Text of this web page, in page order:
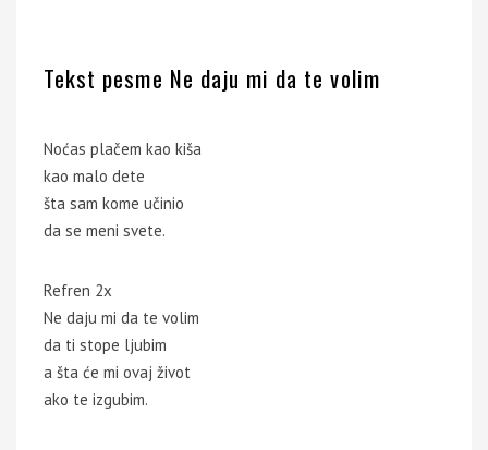
Tekst pesme Ne daju mi da te volim
Noćas plačem kao kiša
kao malo dete
šta sam kome učinio
da se meni svete.
Refren 2x
Ne daju mi da te volim
da ti stope ljubim
a šta će mi ovaj život
ako te izgubim.